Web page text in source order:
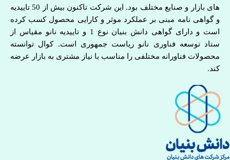
های بازار و صنایع مختلف بود. این شرکت تاکنون بیش از 50 تاییدیه
و گواهی نامه مبنی بر عملکرد موثر و کارایی محصول کسب کرده
است و دارای گواهی دانش بنیان نوع 1 و تاییدیه نانو مقیاس از
ستاد توسعه فناوری نانو ریاست جمهوری است. کوال توانسته
محصولات فناورانه مختلفی را مناسب با نیاز مشتری به بازار عرضه
کند.